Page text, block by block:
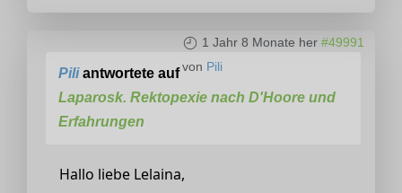
1 Jahr 8 Monate her #49991
von Pili
Piliantwortete auf
Laparosk. Rektopexie nach D'Hoore und
Erfahrungen
Hallo liebe Lelaina,